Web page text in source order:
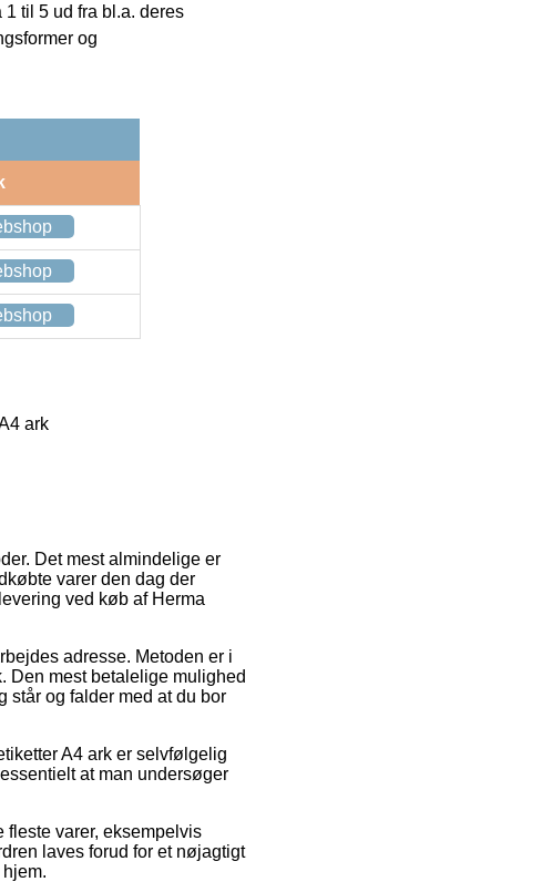
til 5 ud fra bl.a. deres
og
ark
Det mest almindelige er
varer den dag der
ved køb af Herma
adresse. Metoden er i
Den mest betalelige mulighed
står og falder med at du bor
A4 ark er selvfølgelig
at man undersøger
fleste varer, eksempelvis
laves forud for et nøjagtigt